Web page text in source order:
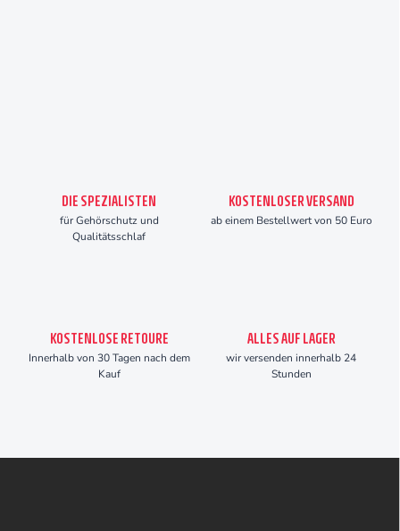
DIE SPEZIALISTEN
für Gehörschutz und
Qualitätsschlaf
KOSTENLOSER VERSAND
ab einem Bestellwert von 50 Euro
KOSTENLOSE RETOURE
Innerhalb von 30 Tagen nach dem
Kauf
ALLES AUF LAGER
wir versenden innerhalb 24
Stunden